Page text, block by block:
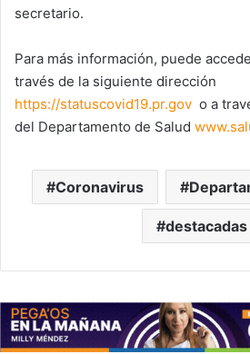
secretario.
Para más información, puede
través de la siguiente dirección
https://statuscovid19.pr.gov o a
del Departamento de Salud
Coronavirus
destacadas